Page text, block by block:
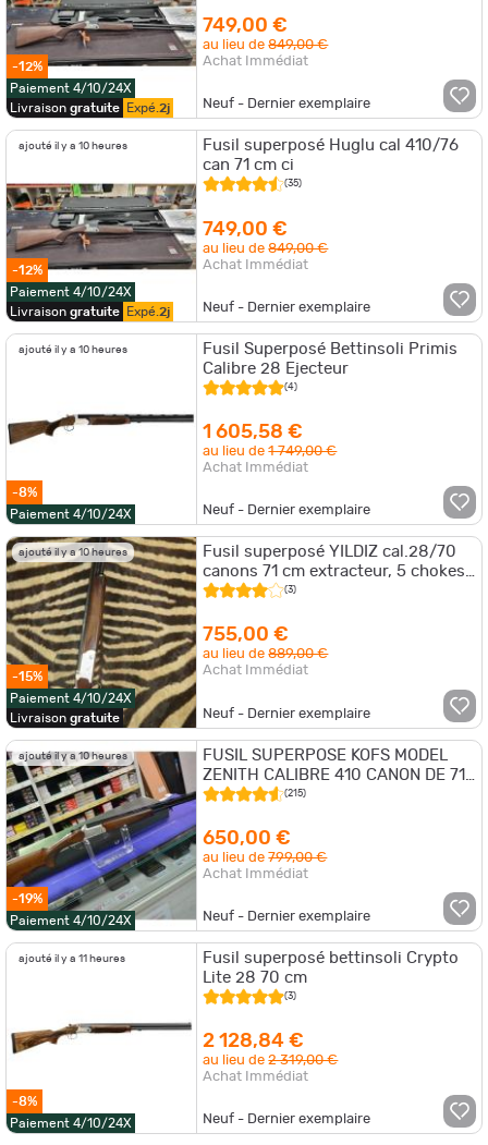
-12%
Paiement 4/10/24X
Livraison gratuite Expé. 2j
749,00 €
au lieu de849,00 €
Achat Immédiat
Neuf - Dernier exemplaire
ajouté il y a 10 heures
-12%
Paiement 4/10/24X
Livraison gratuite Expé. 2j
Fusil superposé Huglu cal 410/76
can 71 cm ci
(35)
749,00 €
au lieu de849,00 €
Achat Immédiat
Neuf - Dernier exemplaire
ajouté il y a 10 heures
-8%
Paiement 4/10/24X
Fusil Superposé Bettinsoli Primis
Calibre 28 Ejecteur
(4)
1 605,58 €
au lieu de1 749,00 €
Achat Immédiat
Neuf - Dernier exemplaire
ajouté il y a 10 heures
-15%
Paiement 4/10/24X
Livraison gratuite
Fusil superposé YILDIZ cal.28/70
canons 71 cm extracteur, 5 chokes,
crosse Anglaise
(3)
755,00 €
au lieu de889,00 €
Achat Immédiat
Neuf - Dernier exemplaire
ajouté il y a 10 heures
-19%
Paiement 4/10/24X
FUSIL SUPERPOSE KOFS MODEL
ZENITH CALIBRE 410 CANON DE 71
CM CI NEUF(215)
650,00 €
au lieu de799,00 €
Achat Immédiat
Neuf - Dernier exemplaire
ajouté il y a 11 heures
-8%
Paiement 4/10/24X
Fusil superposé bettinsoli Crypto
Lite 28 70 cm
(3)
2 128,84 €
au lieu de2 319,00 €
Achat Immédiat
Neuf - Dernier exemplaire